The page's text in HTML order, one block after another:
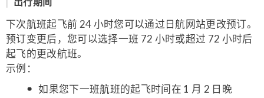
下次航班起飞前 24 小时您可以通过日航网站更改预订。
预订变更后，您可以选择一班 72 小时或超过 72 小时后
起飞的更改航班。
示例：
如果您下一班航班的起飞时间在 1 月 2 日晚